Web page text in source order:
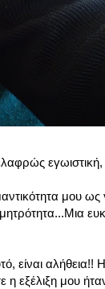
μου ως
είναι αλήθεια!!
εξέλιξη μου